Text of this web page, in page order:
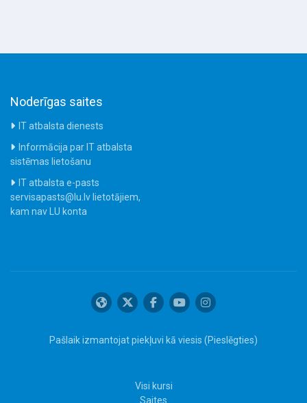
Noderīgas saites
IT atbalsta dienests
Informācija par IT atbalsta
sistēmas lietošanu
IT atbalsta e-pasts
servisapasts@lu.lv lietotājiem,
kam nav LU konta
Pašlaik izmantojat piekļuvi kā viesis (Pieslēgties)
Visi kursi
Saites